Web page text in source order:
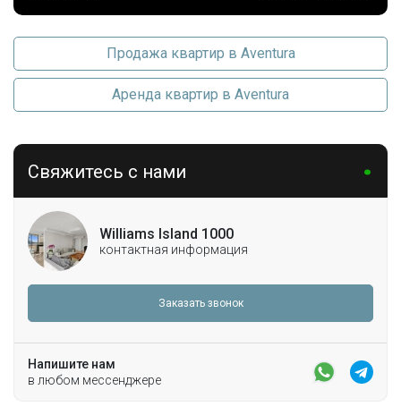
Продажа квартир в Aventura
Аренда квартир в Aventura
Свяжитесь с нами
Williams Island 1000
контактная информация
Заказать звонок
Напишите нам
в любом мессенджере